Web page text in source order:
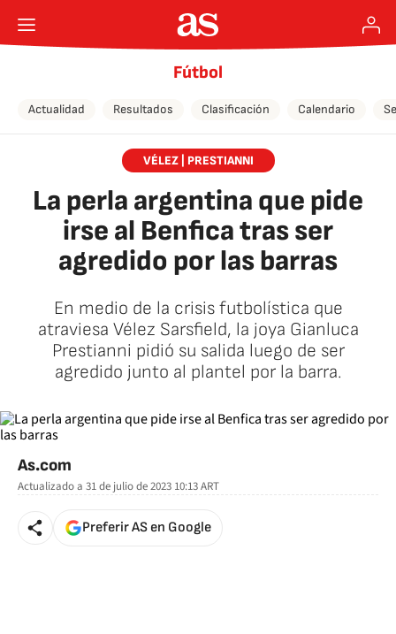
Fútbol
Actualidad Resultados Clasificación Calendario
VÉLEZ | PRESTIANNI
La perla argentina que pide
irse al Benfica tras ser
agredido por las barras
En medio de la crisis futbolística que
atraviesa Vélez Sarsfield, la joya Gianluca
Prestianni pidió su salida luego de ser
agredido junto al plantel por la barra.
As.com
Actualizado a 31 de julio de 2023 10:13ART
Preferir AS en Google